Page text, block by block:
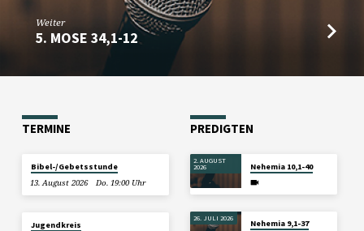
Weiter
5. MOSE 34,1-12
TERMINE
Bibel-/Gebetsstunde
13. August 2026
Do. 19:00 Uhr
Jugendkreis
PREDIGTEN
2. AUGUST
2026 Nehemia 10,1-40
26. JULI 2026
Nehemia 9,1-37